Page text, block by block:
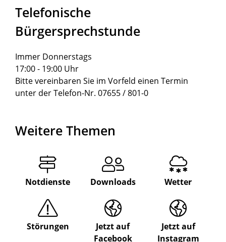
Telefonische
Bürgersprechstunde
Immer Donnerstags
17:00 - 19:00 Uhr
Bitte vereinbaren Sie im Vorfeld einen Termin
unter der Telefon-Nr. 07655 / 801-0
Weitere Themen
Notdienste Downloads Wetter
Störungen
Jetzt auf
Facebook
Jetzt auf
Instagram